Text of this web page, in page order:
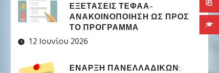
ΕΞΕΤΑΣΕΙΣ ΤΕΦΑΑ-
ΑΝΑΚΟΙΝΟΠΟΙΗΣΗ ΩΣ ΠΡΟΣ
ΤΟ ΠΡΟΓΡΑΜΜΑ
12 Ιουνίου 2026
ΈΝΑΡΞΗ ΠΑΝΕΛΛΑΔΙΚΏΝ: